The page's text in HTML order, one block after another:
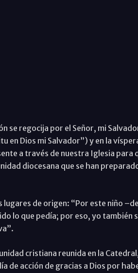
se regocija por el Señor, mi
en Dios mi Salvador”) y en la
a través de nuestra Iglesia para
diocesana que se han preparado
lugares de origen: “Por este niño
lo que pedía; por eso, yo también
cristiana reunida en la
de acción de gracias a Dios por